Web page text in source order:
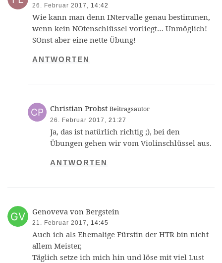
26. Februar 2017, 14:42
Wie kann man denn INtervalle genau bestimmen,
wenn kein NOtenschlüssel vorliegt… Unmöglich!
SOnst aber eine nette Übung!
ANTWORTEN
Christian Probst Beitragsautor
26. Februar 2017, 21:27
Ja, das ist natürlich richtig ;), bei den
Übungen gehen wir vom Violinschlüssel aus.
ANTWORTEN
Genoveva von Bergstein
21. Februar 2017, 14:45
Auch ich als Ehemalige Fürstin der HTR bin nicht
allem Meister,
Täglich setze ich mich hin und löse mit viel Lust